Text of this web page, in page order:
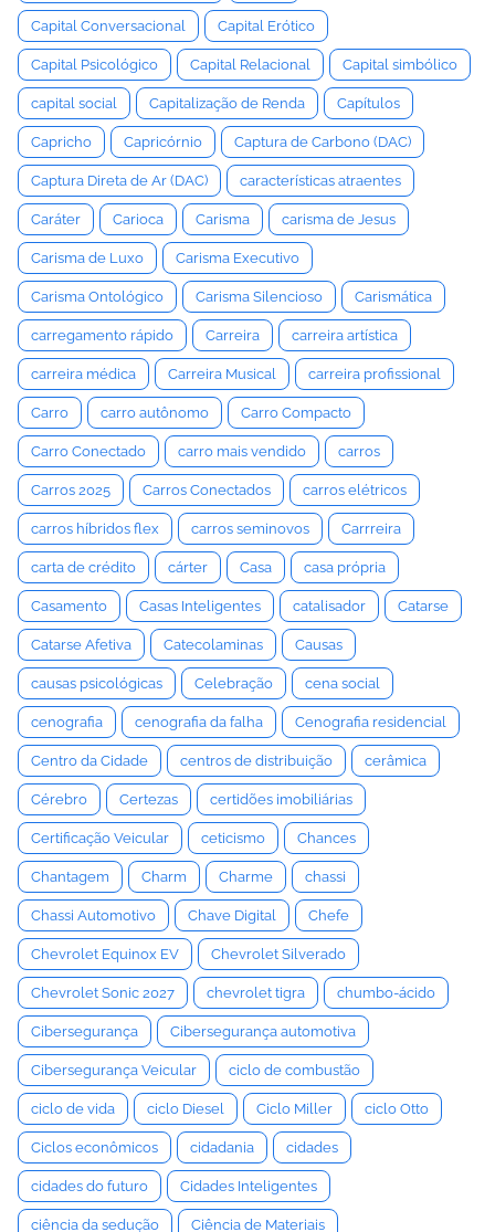
Capital Conversacional Capital Erótico
Capital Psicológico Capital Relacional Capital simbólico
capital social Capitalização de Renda Capítulos
Capricho Capricórnio Captura de Carbono (DAC)
Captura Direta de Ar (DAC) características atraentes
Caráter Carioca Carisma carisma de Jesus
Carisma de Luxo Carisma Executivo
Carisma Ontológico Carisma Silencioso Carismática
carregamento rápido Carreira carreira artística
carreira médica Carreira Musical carreira profissional
Carro carro autônomo Carro Compacto
Carro Conectado carro mais vendido carros
Carros 2025 Carros Conectados carros elétricos
carros híbridos flex carros seminovos Carrreira
carta de crédito cárter Casa casa própria
Casamento Casas Inteligentes catalisador Catarse
Catarse Afetiva Catecolaminas Causas
causas psicológicas Celebração cena social
cenografia cenografia da falha Cenografia residencial
Centro da Cidade centros de distribuição cerâmica
Cérebro Certezas certidões imobiliárias
Certificação Veicular ceticismo Chances
Chantagem Charm Charme chassi
Chassi Automotivo Chave Digital Chefe
Chevrolet Equinox EV Chevrolet Silverado
Chevrolet Sonic 2027 chevrolet tigra chumbo-ácido
Cibersegurança Cibersegurança automotiva
Cibersegurança Veicular ciclo de combustão
ciclo de vida ciclo Diesel Ciclo Miller ciclo Otto
Ciclos econômicos cidadania cidades
cidades do futuro Cidades Inteligentes
ciência da sedução Ciência de Materiais